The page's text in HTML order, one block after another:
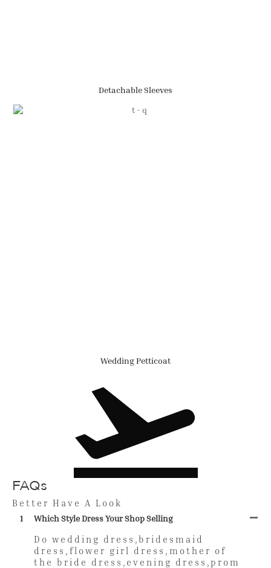
Detachable Sleeves
Wedding Petticoat
FAQs
Better Have A Look
1 Which Style Dress Your Shop Selling
Do wedding dress,bridesmaid
dress,flower girl dress,mother of
the bride dress,evening dress,prom